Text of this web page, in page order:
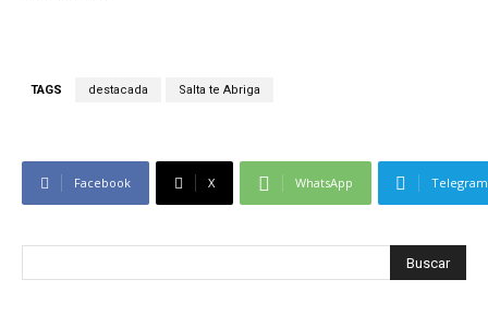
TAGS destacada Salta te Abriga
Facebook X WhatsApp Telegram